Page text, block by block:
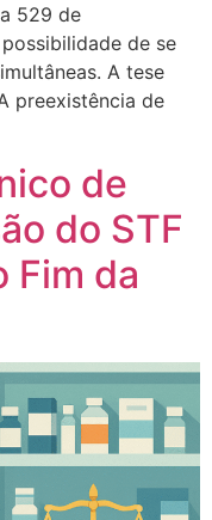
529 de
de se
A tese
preexistência de
de
do STF
Fim da